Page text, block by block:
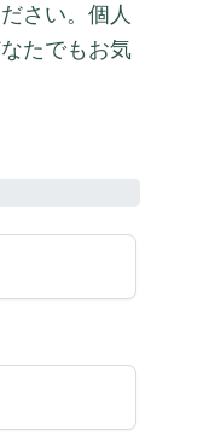
さい。個人
たでもお気